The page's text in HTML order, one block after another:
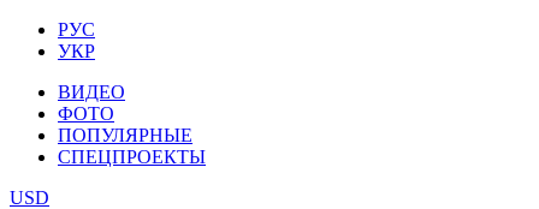
РУС
УКР
ВИДЕО
ФОТО
ПОПУЛЯРНЫЕ
СПЕЦПРОЕКТЫ
USD